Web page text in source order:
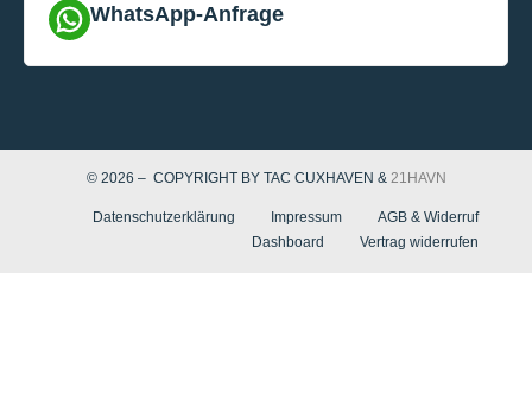
WhatsApp-Anfrage
© 2026 – COPYRIGHT BY TAC CUXHAVEN & 21HAVN
Datenschutzerklärung Impressum
AGB & Widerruf
Dashboard
Vertrag widerrufen